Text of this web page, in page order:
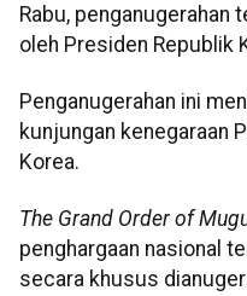
Rabu, penganugerahan
oleh Presiden Republik
Penganugerahan ini
kunjungan kenegaraan
Korea.
The Grand Order of
penghargaan nasional
secara khusus